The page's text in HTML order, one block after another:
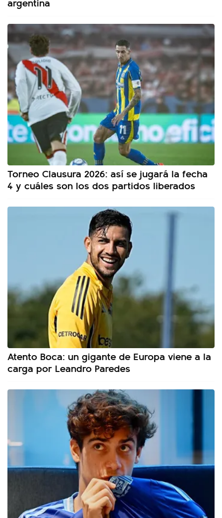
Torneo Clausura 2026: así se jugará la fecha
4 y cuáles son los dos partidos liberados
Atento Boca: un gigante de Europa viene a la
carga por Leandro Paredes